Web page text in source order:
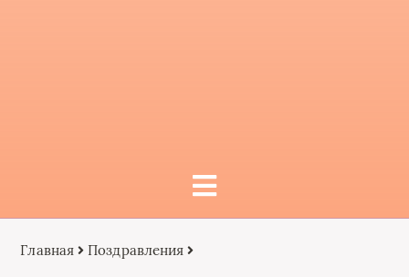
Главная Поздравления